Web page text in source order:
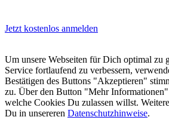
Jetzt kostenlos anmelden
Um unsere Webseiten für Dich optimal zu
Service fortlaufend zu verbessern,
Bestätigen des Buttons "Akzeptieren"
zu. Über den Button "Mehr
welche Cookies Du zulassen willst.
Du in unsereren Datenschutzhinweise.